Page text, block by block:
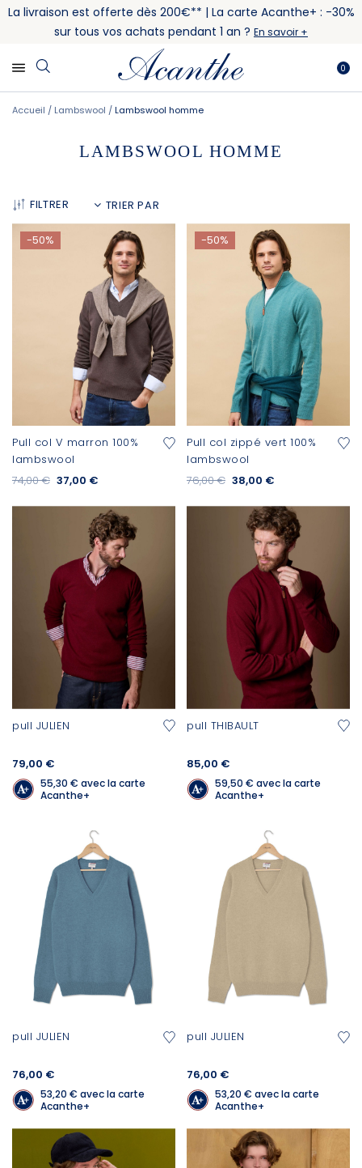
La livraison est offerte dès 200€** | La carte Acanthe+ : -30%
sur tous vos achats pendant 1 an ? En savoir +
0
Accueil Lambswool Lambswool homme
LAMBSWOOL HOMME
FILTRER
-50%
Pull col V marron 100%
lambswool
37,00 €
74,00 €
-50%
Pull col zippé vert 100%
lambswool
38,00 €
76,00 €
pull JULIEN
79,00 €
55,30 € avec la carte
Acanthe+
pull THIBAULT
85,00 €
59,50 € avec la carte
Acanthe+
pull JULIEN
76,00 €
53,20 € avec la carte
Acanthe+
pull JULIEN
76,00 €
53,20 € avec la carte
Acanthe+